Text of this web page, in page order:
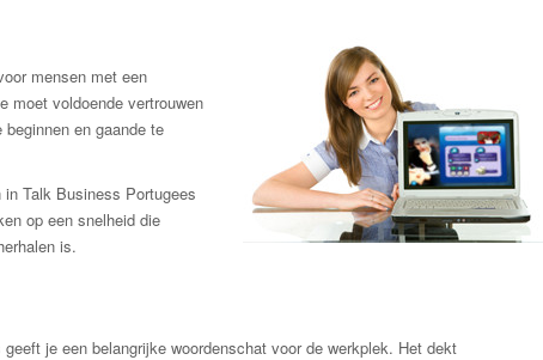
mensen met een
moet voldoende vertrouwen
en gaande te
Talk Business Portugees
op een snelheid die
is.
je een belangrijke woordenschat voor de werkplek. Het dekt